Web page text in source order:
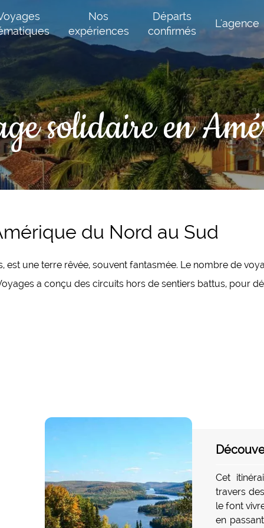
Nos
expériences
Départs
confirmés
L'agence
solidaire en
du Nord au Sud
est une terre rêvée, souvent fantasmée. Le nombre de
a conçu des circuits hors de sentiers battus, pour
Cet
travers
le font
en